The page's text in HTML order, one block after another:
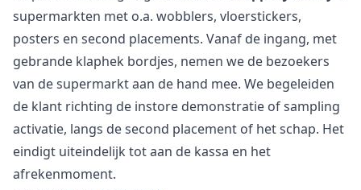
supermarkten met o.a. wobblers, vloerstickers,
posters en second placements. Vanaf de ingang, met
gebrande klaphek bordjes, nemen we de bezoekers
van de supermarkt aan de hand mee. We begeleiden
de klant richting de instore demonstratie of sampling
activatie, langs de second placement of het schap. Het
eindigt uiteindelijk tot aan de kassa en het
afrekenmoment.